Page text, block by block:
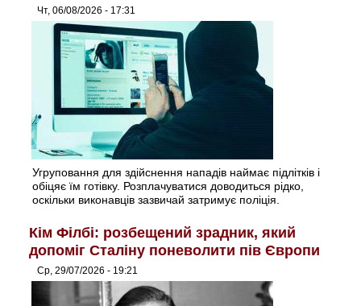
Чт, 06/08/2026 - 17:31
Угруповання для здійснення нападів наймає підлітків і
обіцяє їм готівку. Розплачуватися доводиться рідко,
оскільки виконавців зазвичай затримує поліція.
Кім Філбі: розбещений зрадник, який
допоміг Сталіну поневолити пів Європи
Ср, 29/07/2026 - 19:21